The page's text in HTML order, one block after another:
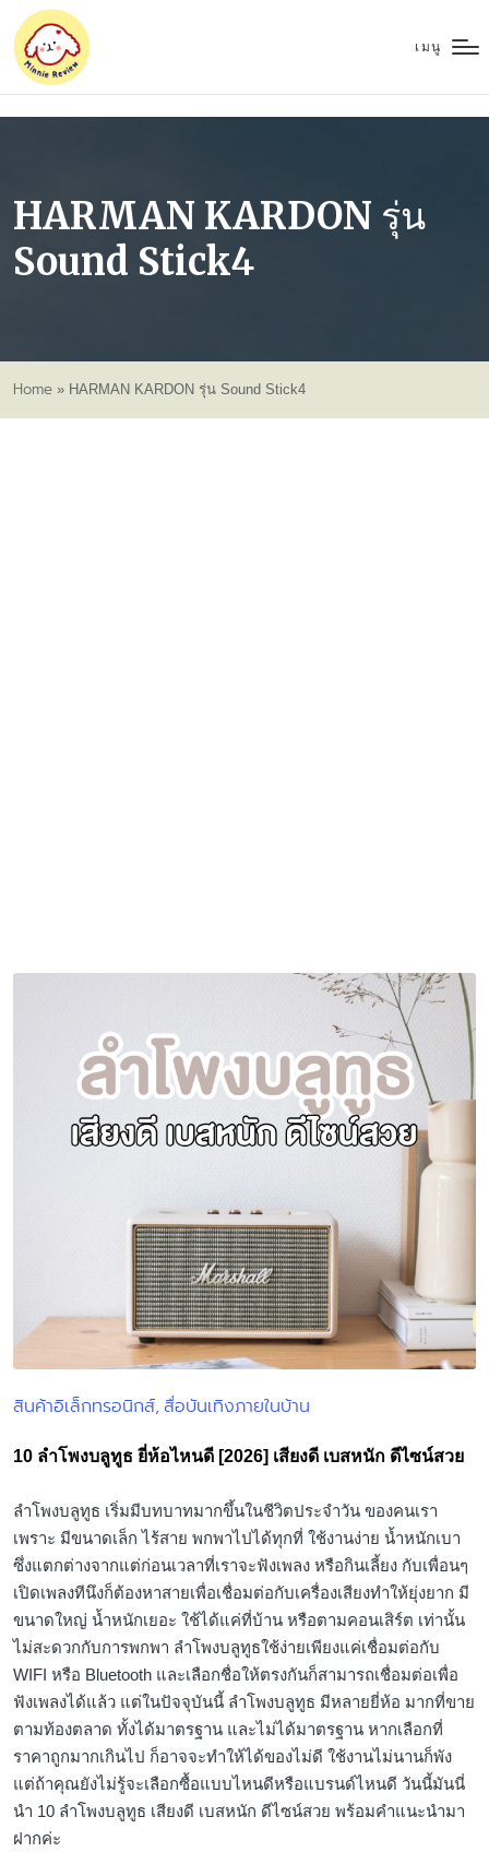
เมนู
HARMAN KARDON รุ่น
Sound Stick4
Home » HARMAN KARDON รุ่น Sound Stick4
Posted
สินค้าอิเล็กทรอนิกส์ สื่อบันเทิงภายในบ้าน
10 ลําโพงบลูทูธ ยี่ห้อไหนดี [2026] เสียงดี เบสหนัก ดีไซน์สวย
ลำโพงบลูทูธ เริ่มมีบทบาทมากขึ้นในชีวิตประจำวัน ของคนเรา
เพราะ มีขนาดเล็ก ไร้สาย พกพาไปได้ทุกที่ ใช้งานง่าย น้ำหนักเบา
ซึ่งแตกต่างจากแต่ก่อนเวลาที่เราจะฟังเพลง หรือกินเลี้ยง กับเพื่อนๆ
เปิดเพลงทีนึงก็ต้องหาสายเพื่อเชื่อมต่อกับเครื่องเสียงทำให้ยุ่งยาก มี
ขนาดใหญ่ น้ำหนักเยอะ ใช้ได้แค่ที่บ้าน หรือตามคอนเสิร์ต เท่านั้น
ไม่สะดวกกับการพกพา ลำโพงบลูทูธใช้ง่ายเพียงแค่เชื่อมต่อกับ
WIFI หรือ Bluetooth และเลือกชื่อให้ตรงกันก็สามารถเชื่อมต่อเพื่อ
ฟังเพลงได้แล้ว แต่ในปัจจุบันนี้ ลำโพงบลูทูธ มีหลายยี่ห้อ มากที่ขาย
ตามท้องตลาด ทั้งได้มาตรฐาน และไม่ได้มาตรฐาน หากเลือกที่
ราคาถูกมากเกินไป ก็อาจจะทำให้ได้ของไม่ดี ใช้งานไม่นานก็พัง
แต่ถ้าคุณยังไม่รู้จะเลือกซื้อแบบไหนดีหรือแบรนด์ไหนดี วันนี้มันนี่
นำ 10 ลำโพงบลูทูธ เสียงดี เบสหนัก ดีไซน์สวย พร้อมคำแนะนำมา
ฝากค่ะ